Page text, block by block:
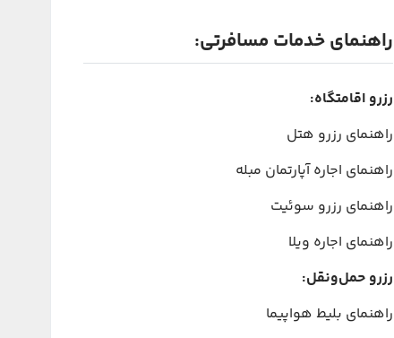
راهنمای خدمات مسافرتی:
رزرو اقامتگاه:
راهنمای رزرو هتل
راهنمای اجاره آپارتمان مبله
راهنمای رزرو سوئیت
راهنمای اجاره ویلا
رزرو حمل‌ونقل:
راهنمای بلیط هواپیما